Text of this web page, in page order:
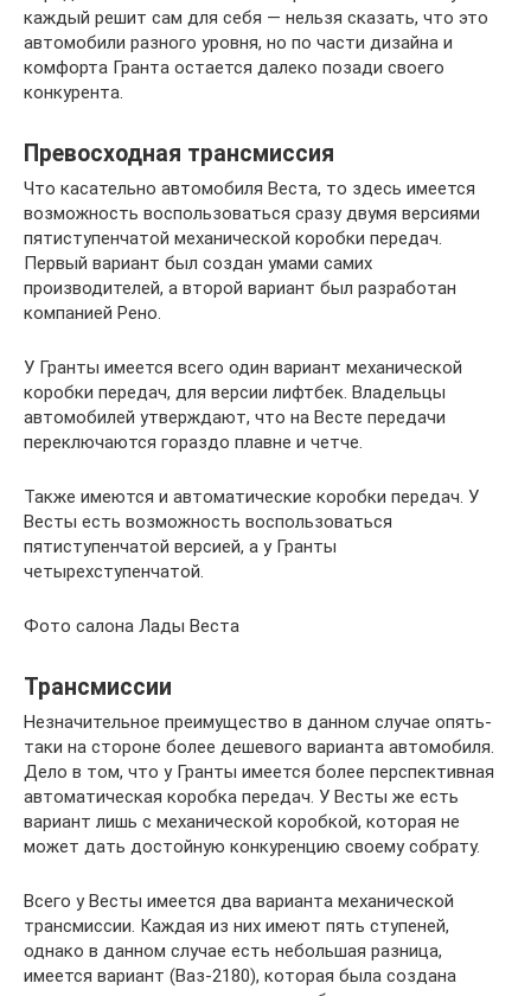
каждый решит сам для себя — нельзя сказать, что это
автомобили разного уровня, но по части дизайна и
комфорта Гранта остается далеко позади своего
конкурента.
Превосходная трансмиссия
Что касательно автомобиля Веста, то здесь имеется
возможность воспользоваться сразу двумя версиями
пятиступенчатой механической коробки передач.
Первый вариант был создан умами самих
производителей, а второй вариант был разработан
компанией Рено.
У Гранты имеется всего один вариант механической
коробки передач, для версии лифтбек. Владельцы
автомобилей утверждают, что на Весте передачи
переключаются гораздо плавне и четче.
Также имеются и автоматические коробки передач. У
Весты есть возможность воспользоваться
пятиступенчатой версией, а у Гранты
четырехступенчатой.
Фото салона Лады Веста
Трансмиссии
Незначительное преимущество в данном случае опять-
таки на стороне более дешевого варианта автомобиля.
Дело в том, что у Гранты имеется более перспективная
автоматическая коробка передач. У Весты же есть
вариант лишь с механической коробкой, которая не
может дать достойную конкуренцию своему собрату.
Всего у Весты имеется два варианта механической
трансмиссии. Каждая из них имеют пять ступеней,
однако в данном случае есть небольшая разница,
имеется вариант (Ваз-2180), которая была создана